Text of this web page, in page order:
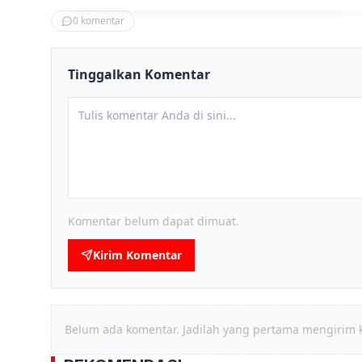
0 komentar
Tinggalkan Komentar
Komentar belum dapat dimuat.
Kirim Komentar
Belum ada komentar. Jadilah yang pertama mengirim